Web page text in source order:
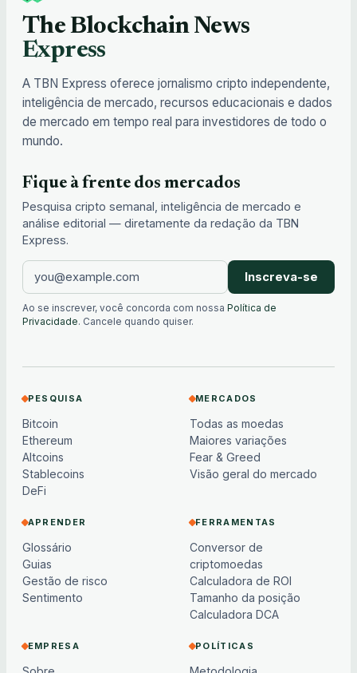
The Blockchain News
Express
A TBN Express oferece jornalismo cripto independente,
inteligência de mercado, recursos educacionais e dados
de mercado em tempo real para investidores de todo o
mundo.
Fique à frente dos mercados
Pesquisa cripto semanal, inteligência de mercado e
análise editorial — diretamente da redação da TBN
Express.
Inscreva-se
Ao se inscrever, você concorda com nossa Política de
Privacidade. Cancele quando quiser.
PESQUISA
Bitcoin
Ethereum
Altcoins
Stablecoins
DeFi
MERCADOS
Todas as moedas
Maiores variações
Fear & Greed
Visão geral do mercado
APRENDER
Glossário
Guias
Gestão de risco
Sentimento
FERRAMENTAS
Conversor de
criptomoedas
Calculadora de ROI
Tamanho da posição
Calculadora DCA
EMPRESA POLÍTICAS